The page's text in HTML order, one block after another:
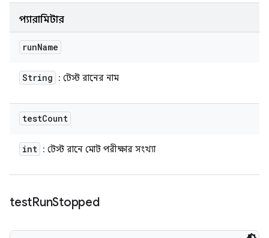
প্যারামিটার
runName
String : টেস্ট রানের নাম
testCount
int : টেস্ট রানে মোট পরীক্ষার সংখ্যা
testRunStopped